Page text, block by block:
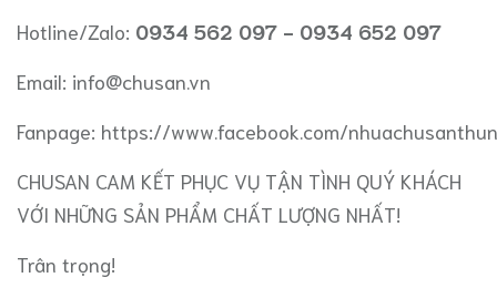
Hotline/Zalo: 0934 562 097 - 0934 652 097
Email: info@chusan.vn
Fanpage: https://www.facebook.com/
CHUSAN CAM KẾT PHỤC VỤ TẬN TÌNH QUÝ KHÁCH
VỚI NHỮNG SẢN PHẨM CHẤT LƯỢNG NHẤT!
Trân trọng!